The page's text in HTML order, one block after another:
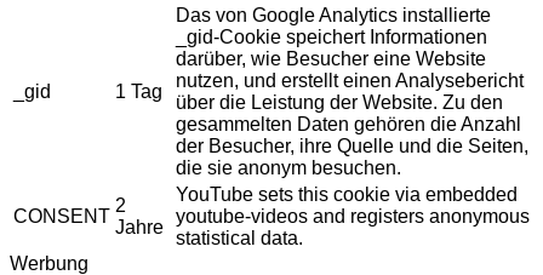
_gid 1 Tag
Das von Google Analytics installierte
_gid-Cookie speichert Informationen
darüber, wie Besucher eine Website
nutzen, und erstellt einen Analysebericht
über die Leistung der Website. Zu den
gesammelten Daten gehören die Anzahl
der Besucher, ihre Quelle und die Seiten,
die sie anonym besuchen.
CONSENT
2
Jahre
YouTube sets this cookie via embedded
youtube-videos and registers anonymous
statistical data.
Werbung